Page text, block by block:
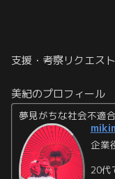
支援・考察リクエス
美紀のプロフィール
夢見がちな社会不適
企業
20代